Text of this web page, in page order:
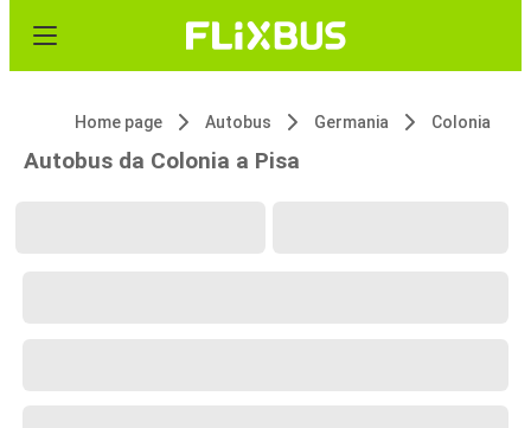
Home page Autobus Germania Colonia
Autobus da Colonia a Pisa